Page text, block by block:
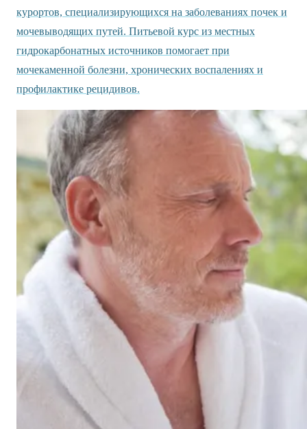
курортов, специализирующихся на заболеваниях почек и
мочевыводящих путей. Питьевой курс из местных
гидрокарбонатных источников помогает при
мочекаменной болезни, хронических воспалениях и
профилактике рецидивов.